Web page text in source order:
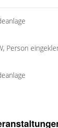
Person